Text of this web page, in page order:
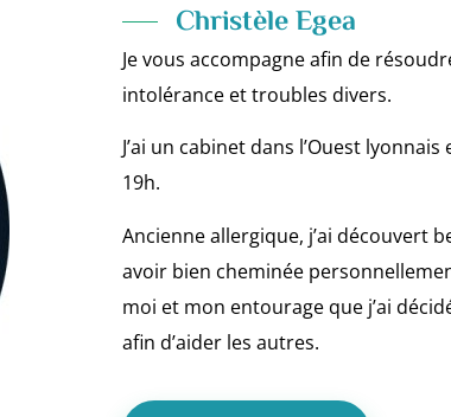
Christèle Egea
Je vous accompagne afin de
intolérance et troubles divers.
J’ai un cabinet dans l’Ouest
19h.
Ancienne allergique, j’ai découvert
avoir bien cheminée
moi et mon entourage que j’ai
afin d’aider les autres.